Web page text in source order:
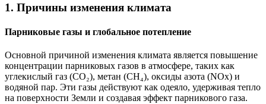
1. Причины изменения климата
Парниковые газы и глобальное потепление
Основной причиной изменения климата является повышение
концентрации парниковых газов в атмосфере, таких как
углекислый газ (CO₂), метан (CH₄), оксиды азота (NOx) и
водяной пар. Эти газы действуют как одеяло, удерживая тепло
на поверхности Земли и создавая эффект парникового газа.